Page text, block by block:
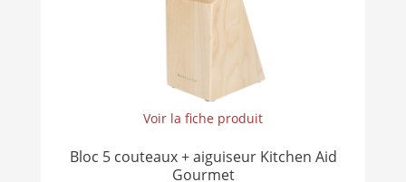
Voir la fiche produit
Bloc 5 couteaux + aiguiseur Kitchen Aid
Gourmet